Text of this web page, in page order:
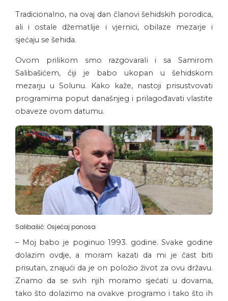
Tradicionalno, na ovaj dan članovi šehidskih porodica,
ali i ostale džematlije i vjernici, obilaze mezarje i
sjećaju se šehida.
Ovom prilikom smo razgovarali i sa Samirom
Salibašićem, čiji je babo ukopan u šehidskom
mezarju u Solunu. Kako kaže, nastoji prisustvovati
programima poput današnjeg i prilagođavati vlastite
obaveze ovom datumu.
Salibašić: Osjećaj ponosa
– Moj babo je poginuo 1993. godine. Svake godine
dolazim ovdje, a moram kazati da mi je čast biti
prisutan, znajući da je on položio život za ovu državu.
Znamo da se svih njih moramo sjećati u dovama,
tako što dolazimo na ovakve programo i tako što ih